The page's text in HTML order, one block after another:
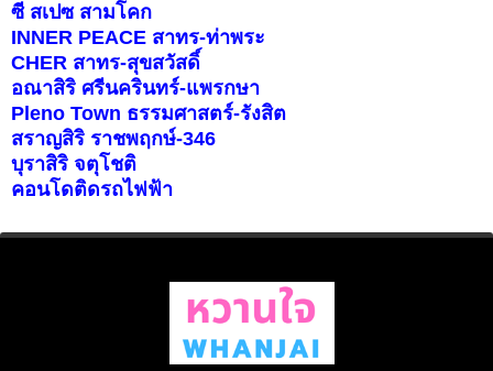
ซี สเปซ สามโคก
INNER PEACE สาทร-ท่าพระ
CHER สาทร-สุขสวัสดิ์
อณาสิริ ศรีนครินทร์-แพรกษา
Pleno Town ธรรมศาสตร์-รังสิต
สราญสิริ ราชพฤกษ์-346
บุราสิริ จตุโชติ
คอนโดติดรถไฟฟ้า